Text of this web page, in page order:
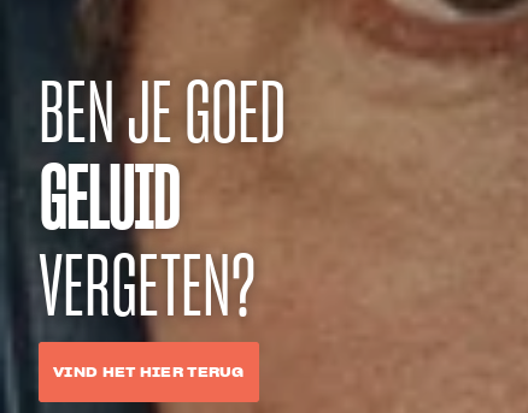
BEN JE GOED
GELUID
VERGETEN?
VIND HET HIER TERUG